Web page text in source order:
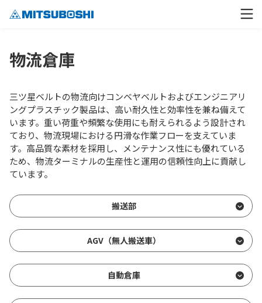
物流倉庫
三ツ星ベルトの物流向けコンベヤベルトおよびエンジニアリ
ングプラスチック製品は、高い耐久性と効率性を兼ね備えて
います。重い荷重や頻繁な使用にも耐えられるよう設計され
ており、物流現場における円滑な作業フローを支えていま
す。高品質な素材を採用し、メンテナンス性にも優れている
ため、物流ターミナルの生産性と運用の信頼性向上に貢献し
ています。
搬送部
AGV（無人搬送車）
自動倉庫